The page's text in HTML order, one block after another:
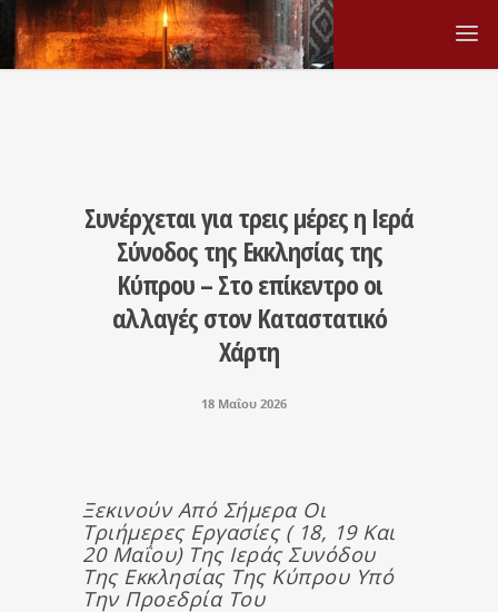
Συνέρχεται για τρεις μέρες η Ιερά
Σύνοδος της Εκκλησίας της
Κύπρου – Στο επίκεντρο οι
αλλαγές στον Καταστατικό
Χάρτη
18 Μαΐου 2026
Ξεκινούν Από Σήμερα Οι
Τριήμερες Εργασίες ( 18, 19 Και
20 Μαΐου) Της Ιεράς Συνόδου
Της Εκκλησίας Της Κύπρου Υπό
Την Προεδρία Του